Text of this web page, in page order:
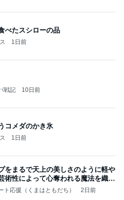
べたスシローの品
1日前
戦記 10日前
コメダのかき氷
1日前
をまるで天上の美しさのように軽や
術性によって心奪われる魔法を織り
ト応援（くまはともだち） 2日前